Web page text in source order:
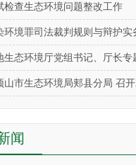
检查生态环境问题整改工作
罪司法裁判规则与辩护实务指引——基于38起典型
环境厅党组书记、厅长专题调研并召开会议，保障春
市生态环境局郏县分局 召开2026年第一次
闻